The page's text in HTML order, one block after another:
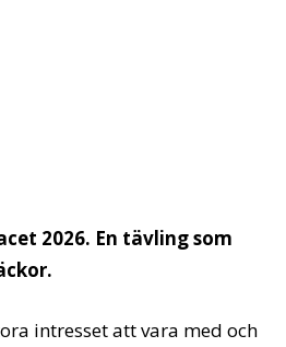
2026. En tävling som
intresset att vara med och